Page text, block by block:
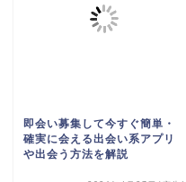
即会い募集して今すぐ簡単・
確実に会える出会い系アプリ
や出会う方法を解説